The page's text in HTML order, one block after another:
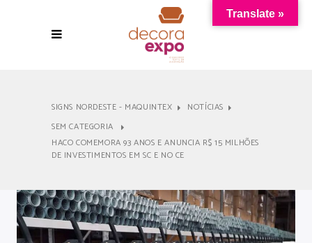
SIGNS NORDESTE - MAQUINTEX
NOTÍCIAS
SEM CATEGORIA
HACO COMEMORA 93 ANOS E ANUNCIA R$ 15 MILHÕES
DE INVESTIMENTOS EM SC E NO CE
Translate »